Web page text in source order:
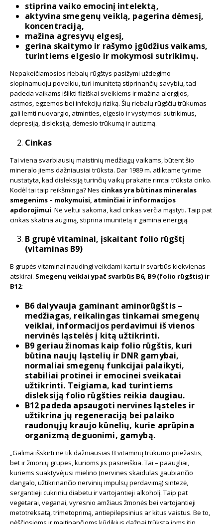
stiprina vaiko emocinį intelektą,
aktyvina smegenų veiklą, pagerina dėmesį,
koncentraciją,
mažina agresyvų elgesį,
gerina skaitymo ir rašymo įgūdžius vaikams,
turintiems elgesio ir mokymosi sutrikimų.
Nepakeičiamosios riebalų rūgštys pasižymi uždegimo
slopinamuoju poveikiu, turi imunitetą stiprinančių savybių, tad
padeda vaikams išlikti fiziškai sveikiems ir mažina alergijos,
astmos, egzemos bei infekcijų riziką. Šių riebalų rūgščių trūkumas
gali lemti nuovargio, atminties, elgesio ir vystymosi sutrikimus,
depresiją, disleksiją, dėmesio trūkumą ir autizmą.
Cinkas
Tai viena svarbiausių maistinių medžiagų vaikams, būtent šio
mineralo jiems dažniausiai trūksta. Dar 1989 m. atliktame tyrime
nustatyta, kad disleksiją turinčių vaikų prakaite rimtai trūksta cinko.
Kodėl tai taip reikšminga? Nes cinkas yra būtinas mineralas
smegenims – mokymuisi, atminčiai ir informacijos
apdorojimui. Ne veltui sakoma, kad cinkas verčia mąstyti. Taip pat
cinkas skatina augimą, stiprina imunitetą ir gamina energiją.
B grupė vitaminai, įskaitant folio rūgštį
(vitaminas B9)
B grupės vitaminai naudingi veikdami kartu ir svarbūs kiekvienas
atskirai. Smegenų veiklai ypač svarbūs B6, B9 (folio rūgštis) ir
B12:
B6 dalyvauja gaminant aminorūgštis –
medžiagas, reikalingas tinkamai smegenų
veiklai, informacijos perdavimui iš vienos
nervinės ląstelės į kitą užtikrinti.
B9 geriau žinomas kaip folio rūgštis, kuri
būtina naujų ląstelių ir DNR gamybai,
normaliai smegenų funkcijai palaikyti,
stabiliai protinei ir emocinei sveikatai
užtikrinti. Teigiama, kad turintiems
disleksiją folio rūgšties reikia daugiau.
B12 padeda apsaugoti nervines ląsteles ir
užtikrina jų regeneraciją bei palaiko
raudonųjų kraujo kūnelių, kurie aprūpina
organizmą deguonimi, gamybą.
„Galima išskirti ne tik dažniausias B vitaminų trūkumo priežastis,
bet ir žmonių grupes, kurioms jis pasireiškia. Tai – paaugliai,
kuriems suaktyvėjusi mielino (nervines skaidulas gaubiančio
dangalo, užtikrinančio nervinių impulsų perdavimą) sintezė,
sergantieji cukriniu diabetu ir vartojantieji alkoholį. Taip pat
vegetarai, veganai, vyresnio amžiaus žmonės bei vartojantieji
metotreksatą, trimetoprimą, antiepilepsinius ar kitus vaistus. Be to,